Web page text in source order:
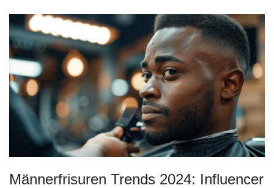
Männerfrisuren Trends 2024: Influencer